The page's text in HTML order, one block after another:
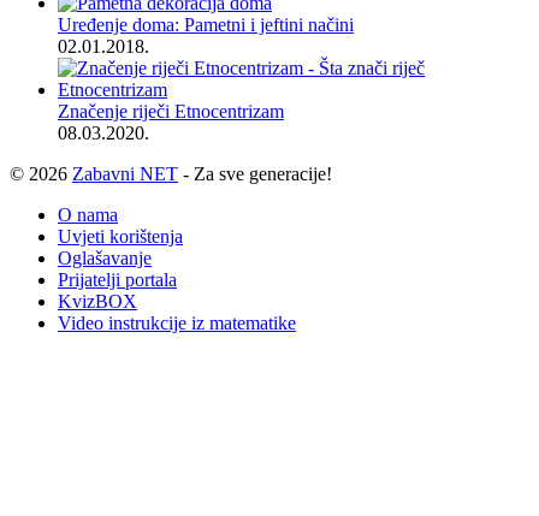
Uređenje doma: Pametni i jeftini načini
02.01.2018.
Značenje riječi Etnocentrizam
08.03.2020.
© 2026 Zabavni NET - Za sve generacije!
O nama
Uvjeti korištenja
Oglašavanje
Prijatelji portala
KvizBOX
Video instrukcije iz matematike